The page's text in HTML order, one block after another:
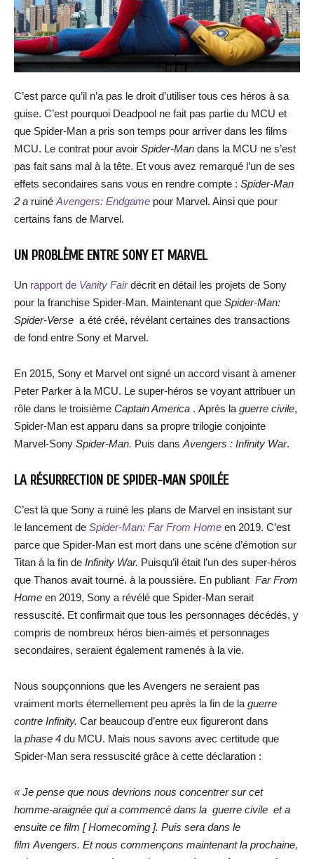
C’est parce qu’il n’a pas le droit d’utiliser tous ces héros à sa
guise. C’est pourquoi Deadpool ne fait pas partie du MCU et
que Spider-Man a pris son temps pour arriver dans les films
MCU. Le contrat pour avoir Spider-Man dans la MCU ne s’est
pas fait sans mal à la tête. Et vous avez remarqué l’un de ses
effets secondaires sans vous en rendre compte : Spider-Man
2 a ruiné Avengers: Endgame pour Marvel. Ainsi que pour
certains fans de Marvel.
UN PROBLÈME ENTRE SONY ET MARVEL
Un rapport de Vanity Fairdécrit en détail les projets de Sony
pour la franchise Spider-Man. Maintenant que Spider-Man:
Spider-Verse a été créé, révélant certaines des transactions
de fond entre Sony et Marvel.
En 2015, Sony et Marvel ont signé un accord visant à amener
Peter Parker à la MCU. Le super-héros se voyant attribuer un
rôle dans le troisième Captain America . Après la guerre civile,
Spider-Man est apparu dans sa propre trilogie conjointe
Marvel-Sony Spider-Man. Puis dans Avengers : Infinity War.
LA RÉSURRECTION DE SPIDER-MAN SPOILÉE
C’est là que Sony a ruiné les plans de Marvel en insistant sur
le lancement de Spider-Man: Far From Home en 2019. C’est
parce que Spider-Man est mort dans une scène d’émotion sur
Titan à la fin de Infinity War. Puisqu’il était l’un des super-héros
que Thanos avait tourné. à la poussière. En publiant Far From
Home en 2019, Sony a révélé que Spider-Man serait
ressuscité. Et confirmait que tous les personnages décédés, y
compris de nombreux héros bien-aimés et personnages
secondaires, seraient également ramenés à la vie.
Nous soupçonnions que les Avengers ne seraient pas
vraiment morts éternellement peu après la fin de la guerre
contre Infinity. Car beaucoup d’entre eux figureront dans
la phase 4 du MCU. Mais nous savons avec certitude que
Spider-Man sera ressuscité grâce à cette déclaration :
« Je pense que nous devrions nous concentrer sur cet
homme-araignée qui a commencé dans la guerre civile et a
ensuite ce film [ Homecoming ]. Puis sera dans le
film Avengers. Et nous commençons maintenant la prochaine,